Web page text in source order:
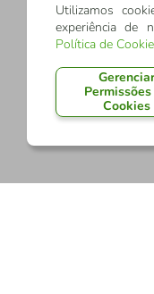
Utilizamos
experiência de
Política de
Gerenciar
Permissões
Cookies